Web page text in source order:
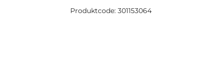
Produktcode: 301153064